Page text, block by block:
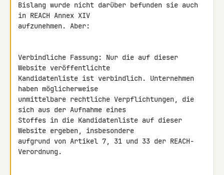
Bislang wurde nicht darüber befunden sie auch
in REACH Annex XIV
aufzunehmen. Aber:
Verbindliche Fassung: Nur die auf dieser
Website veröffentlichte
Kandidatenliste ist verbindlich. Unternehmen
haben möglicherweise
unmittelbare rechtliche Verpflichtungen, die
sich aus der Aufnahme eines
Stoffes in die Kandidatenliste auf dieser
Website ergeben, insbesondere
aufgrund von Artikel 7, 31 und 33 der REACH-
Verordnung.